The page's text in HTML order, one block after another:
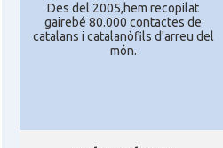
Des del 2005,hem recopilat
gairebé 80.000 contactes de
catalans i catalanòfils d'arreu del
món.